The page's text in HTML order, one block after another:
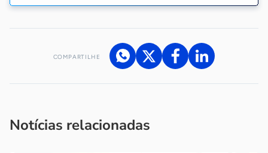
COMPARTILHE
Notícias relacionadas